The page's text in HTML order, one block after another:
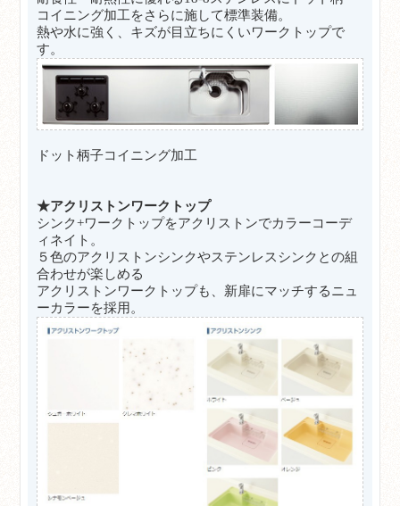
コイニング加工をさらに施して標準装備。
熱や水に強く、キズが目立ちにくいワークトップで
す。
ドット柄子コイニング加工
★アクリストンワークトップ
シンク+ワークトップをアクリストンでカラーコーデ
ィネイト。
５色のアクリストンシンクやステンレスシンクとの組
合わせが楽しめる
アクリストンワークトップも、新扉にマッチするニュ
ーカラーを採用。